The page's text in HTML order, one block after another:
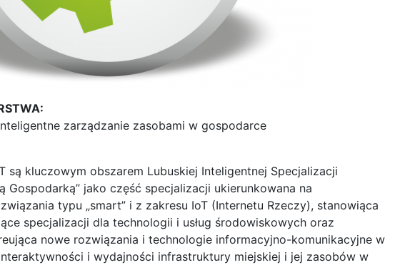
zarządzanie zasobami w gospodarce
są kluczowym obszarem Lubuskiej Inteligentnej Specjalizacji
Gospodarką” jako część specjalizacji ukierunkowana na
typu „smart” i z zakresu IoT (Internetu Rzeczy), stanowiąca
specjalizacji dla technologii i usług środowiskowych oraz
nowe rozwiązania i technologie informacyjno-komunikacyjne w
i wydajności infrastruktury miejskiej i jej zasobów w